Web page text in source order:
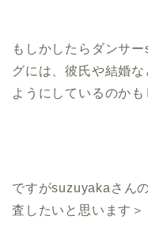
もしかしたらダンサ
グには、彼氏や結婚
ようにしているのかも
ですがsuzuyakaさん
査したいと思います＞